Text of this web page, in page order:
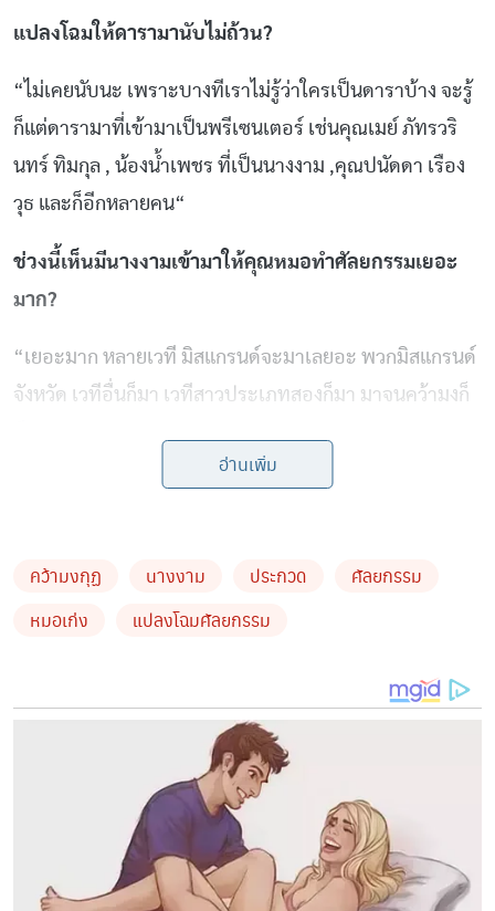
แปลงโฉมให้ดารามานับไม่ถ้วน?
“ ไม่เคยนับนะ เพราะบางทีเราไม่รู้ว่าใครเป็นดาราบ้าง จะรู้
ก็แต่ดารามาที่เข้ามาเป็นพรีเซนเตอร์ เช่นคุณเมย์ ภัทรวริ
นทร์ ทิมกุล , น้องน้ำเพชร ที่เป็นนางงาม ,คุณปนัดดา เรือง
วุธ และก็อีกหลายคน“
ช่วงนี้เห็นมีนางงามเข้ามาให้คุณหมอทำศัลยกรรมเยอะ
มาก?
“เยอะมาก หลายเวที มิสแกรนด์จะมาเลยอะ พวกมิสแกรนด์
จังหวัด เวทีอื่นก็มา เวทีสาวประเภทสองก็มา มาจนคว้ามงก็
มีดาราซุปตาร์แอบย่องมาทำศัลยกรรมไหม?
สมัยนี้ไม่ต้องย่องแล้วมั้ง วงการศัลยกรรมเปิดกว้าง
นอกจากพนักงานจะบอกว่าคนนี้เป็นนางเอกช่องนี้นะ“
ดาราถึงเข้ามาเยอะ
แนะนำกันมา บางคนก็เข้ามาแก้ ต้องบอกว่า
หมอจะเข้าใจหัวอกผู้หญิงด้วยกัน หมอจะแนะนำสิ่งที่ดีที่สุด
ไม่ใช่ยัดเยียด ดูตามความเหมาะสมและต้องสวย
จะได้ไม่
อ่านเพิ่ม
คว้ามงกุฏ นางงาม ประกวด
ศัลยกรรม
หมอเก่ง
แปลงโฉมศัลยกรรม